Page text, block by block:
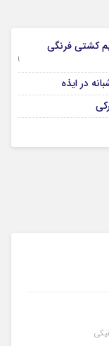
اردوی تیم کشتی فرنگی
09 جولای 2026